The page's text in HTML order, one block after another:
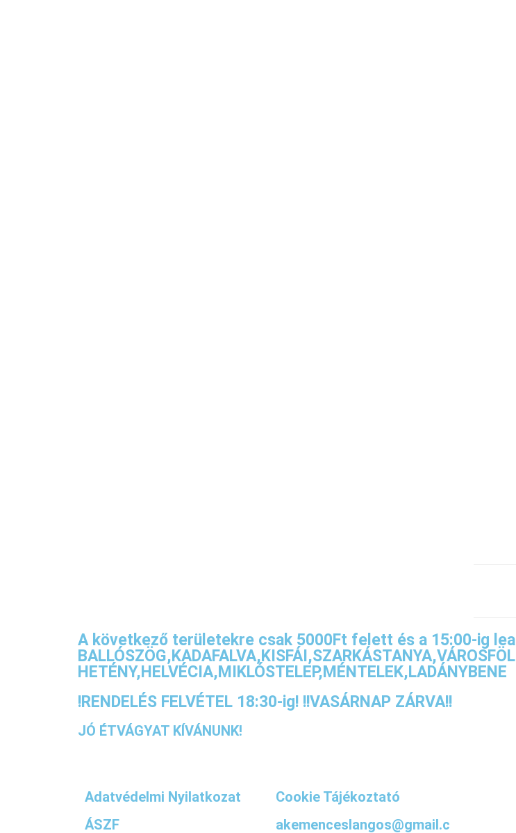
A következő területekre csak 5000Ft felett és a 15:00-ig
HETÉNY,HELVÉCIA,MIKLÓSTELEP,MÉNTELEK,LADÁNYBENE
!RENDELÉS FELVÉTEL 18:30-ig! !!VASÁRNAP ZÁRVA!!
JÓ ÉTVÁGYAT KÍVÁNUNK!
Adatvédelmi Nyilatkozat
Cookie Tájékoztató
ÁSZF
akemenceslangos@gmail.c